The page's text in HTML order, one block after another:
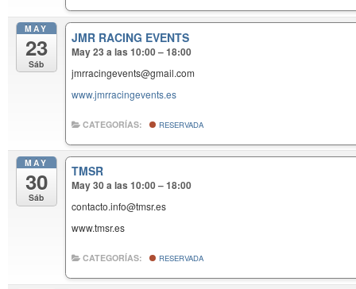
MAY
23
Sáb
JMR RACING EVENTS
May 23 a las 10:00 – 18:00
jmrracingevents@gmail.com
www.jmrracingevents.es
CATEGORÍAS: RESERVADA
MAY
30
Sáb
TMSR
May 30 a las 10:00 – 18:00
contacto.info@tmsr.es
www.tmsr.es
CATEGORÍAS: RESERVADA